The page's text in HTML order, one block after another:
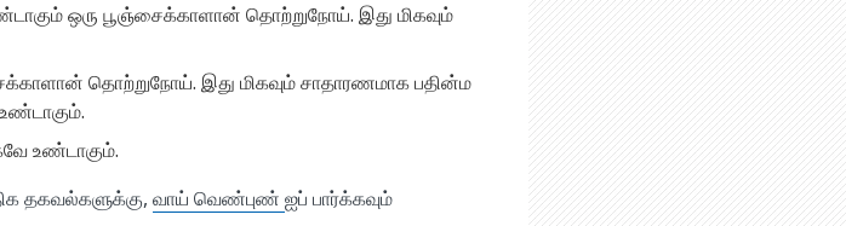
ஒரு பூஞ்சைக்காளான் தொற்றுநோய். இது மிகவும்
தொற்றுநோய். இது மிகவும் சாதாரணமாக பதின்ம
உண்டாகும்.
தகவல்களுக்கு, வாய் வெண்புண் ஐப் பார்க்கவும்